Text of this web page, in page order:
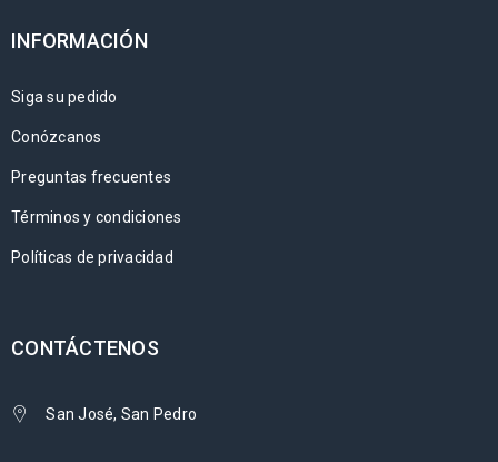
INFORMACIÓN
Siga su pedido
Conózcanos
Preguntas frecuentes
Términos y condiciones
Políticas de privacidad
CONTÁCTENOS
San José, San Pedro